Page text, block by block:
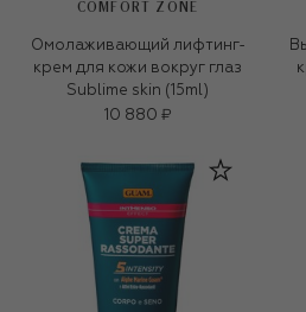
COMFORT ZONE
Омолаживающий лифтинг-
крем для кожи вокруг глаз
Sublime skin (15ml)
10 880 ₽